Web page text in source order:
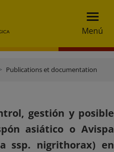
Menú
Publications et documentation
gestión y posible
asiático o Avispa
ssp. nigrithorax) en